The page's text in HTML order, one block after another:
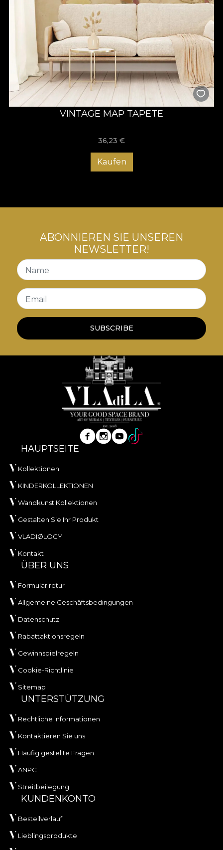
VINTAGE MAP TAPETE
36,23 €
Kaufen
ABONNIEREN SIE UNSEREN
NEWSLETTER!
Name
Email
SUBSCRIBE
HAUPTSEITE
Kollektionen
KINDERKOLLEKTIONEN
Wandkunst Kollektionen
Gestalten Sie Ihr Produkt
VLADIØLOGY
Kontakt
ÜBER UNS
Formular retur
Allgemeine Geschäftsbedingungen
Datenschutz
Rabattaktionsregeln
Gewinnspielregeln
Cookie-Richtlinie
Sitemap
UNTERSTÜTZUNG
Rechtliche Informationen
Kontaktieren Sie uns
Häufig gestellte Fragen
ANPC
Streitbeilegung
KUNDENKONTO
Bestellverlauf
Lieblingsprodukte